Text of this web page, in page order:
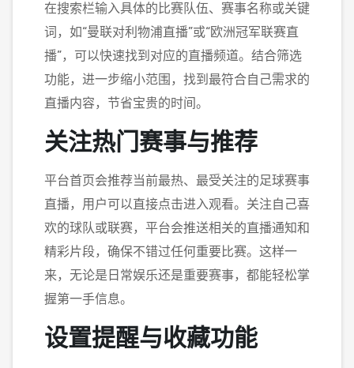
在搜索栏输入具体的比赛队伍、赛事名称或关键
词，如“曼联对利物浦直播”或“欧洲冠军联赛直
播”，可以快速找到对应的直播频道。结合筛选
功能，进一步缩小范围，找到最符合自己需求的
直播内容，节省宝贵的时间。
关注热门赛事与推荐
平台首页会推荐当前最热、最受关注的足球赛事
直播，用户可以直接点击进入观看。关注自己喜
欢的球队或联赛，平台会推送相关的直播通知和
精彩片段，确保不错过任何重要比赛。这样一
来，无论是日常娱乐还是重要赛事，都能轻松掌
握第一手信息。
设置提醒与收藏功能